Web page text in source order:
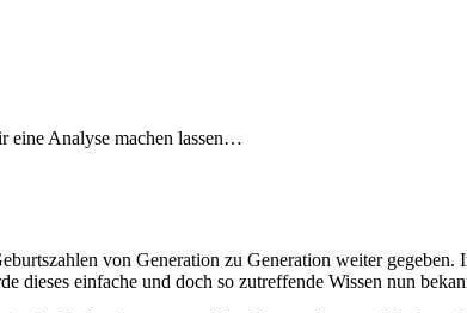
eine Analyse machen lassen…
von Generation zu Generation weiter
dieses einfache und doch so zutreffende Wissen nun